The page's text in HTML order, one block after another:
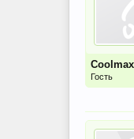
Coolmax
Гость